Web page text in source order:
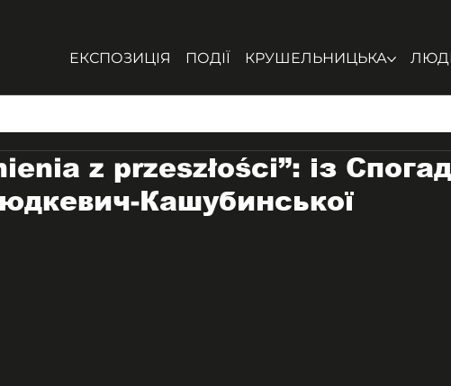
ЕКСПОЗИЦІЯ ПОДІЇ КРУШЕЛЬНИЦЬКА
z przeszłości”: із
Кашубинської